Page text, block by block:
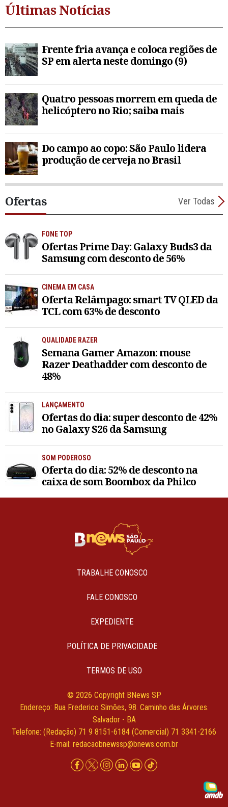
Últimas Notícias
Frente fria avança e coloca regiões de
SP em alerta neste domingo (9)
Quatro pessoas morrem em queda de
helicóptero no Rio; saiba mais
Do campo ao copo: São Paulo lidera
produção de cerveja no Brasil
Ofertas Ver Todas
FONE TOP
Ofertas Prime Day: Galaxy Buds3 da
Samsung com desconto de 56%
CINEMA EM CASA
Oferta Relâmpago: smart TV QLED da
TCL com 63% de desconto
QUALIDADE RAZER
Semana Gamer Amazon: mouse
Razer Deathadder com desconto de
48%
LANÇAMENTO
Ofertas do dia: super desconto de 42%
no Galaxy S26 da Samsung
SOM PODEROSO
Oferta do dia: 52% de desconto na
caixa de som Boombox da Philco
TRABALHE CONOSCO
FALE CONOSCO
EXPEDIENTE
POLÍTICA DE PRIVACIDADE
TERMOS DE USO
© 2026 Copyright BNews SP
Endereço: Rua Frederico Simões, 98. Caminho das Árvores.
Salvador - BA
Telefone: (Redação) 71 9 8151-6184 (Comercial) 71 3341-2166
E-mail: redacaobnewssp@bnews.com.br